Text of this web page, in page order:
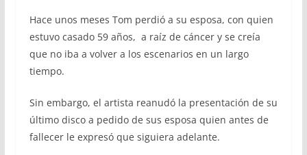
Hace unos meses Tom perdió a su esposa, con quien
estuvo casado 59 años, a raíz de cáncer y se creía
que no iba a volver a los escenarios en un largo
tiempo.
Sin embargo, el artista reanudó la presentación de su
último disco a pedido de sus esposa quien antes de
fallecer le expresó que siguiera adelante.